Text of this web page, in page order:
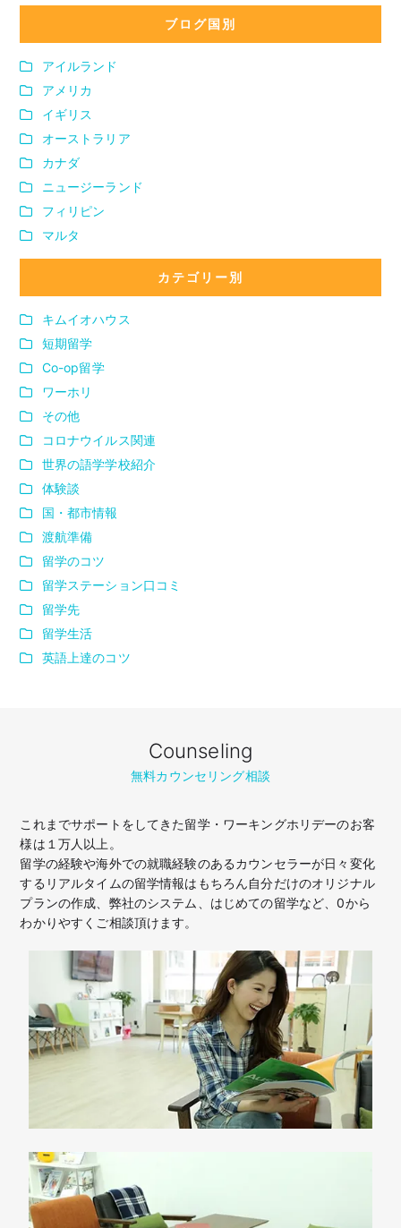
ブログ国別
アイルランド
アメリカ
イギリス
オーストラリア
カナダ
ニュージーランド
フィリピン
マルタ
カテゴリー別
キムイオハウス
短期留学
Co-op留学
ワーホリ
その他
コロナウイルス関連
世界の語学学校紹介
体験談
国・都市情報
渡航準備
留学のコツ
留学ステーション口コミ
留学先
留学生活
英語上達のコツ
Counseling
無料カウンセリング相談
これまでサポートをしてきた留学・ワーキングホリデーのお客
様は１万人以上。
留学の経験や海外での就職経験のあるカウンセラーが日々変化
するリアルタイムの留学情報はもちろん自分だけのオリジナル
プランの作成、弊社のシステム、はじめての留学など、0から
わかりやすくご相談頂けます。